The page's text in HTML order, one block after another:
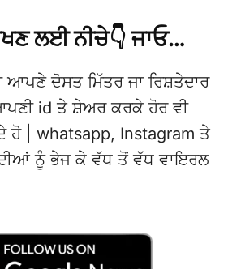
ਲਈ ਨੀਚੇ👇 ਜਾਓ…
ਆਪਣੇ ਦੋਸਤ ਮਿੱਤਰ ਜਾ ਰਿਸ਼ਤੇਦਾਰ
id ਤੇ ਸ਼ੇਅਰ ਕਰਕੇ ਹੋਰ ਵੀ
| whatsapp, Instagram ਤੇ
ਨੂੰ ਭੇਜ ਕੇ ਵੱਧ ਤੋਂ ਵੱਧ ਵਾਇਰਲ